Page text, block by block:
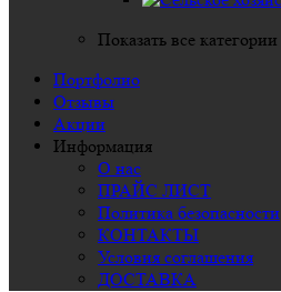
Показать все категории
Портфолио
Отзывы
Акции
Информация
О нас
ПРАЙС ЛИСТ
Политика безопасности
КОНТАКТЫ
Условия соглашения
ДОСТАВКА